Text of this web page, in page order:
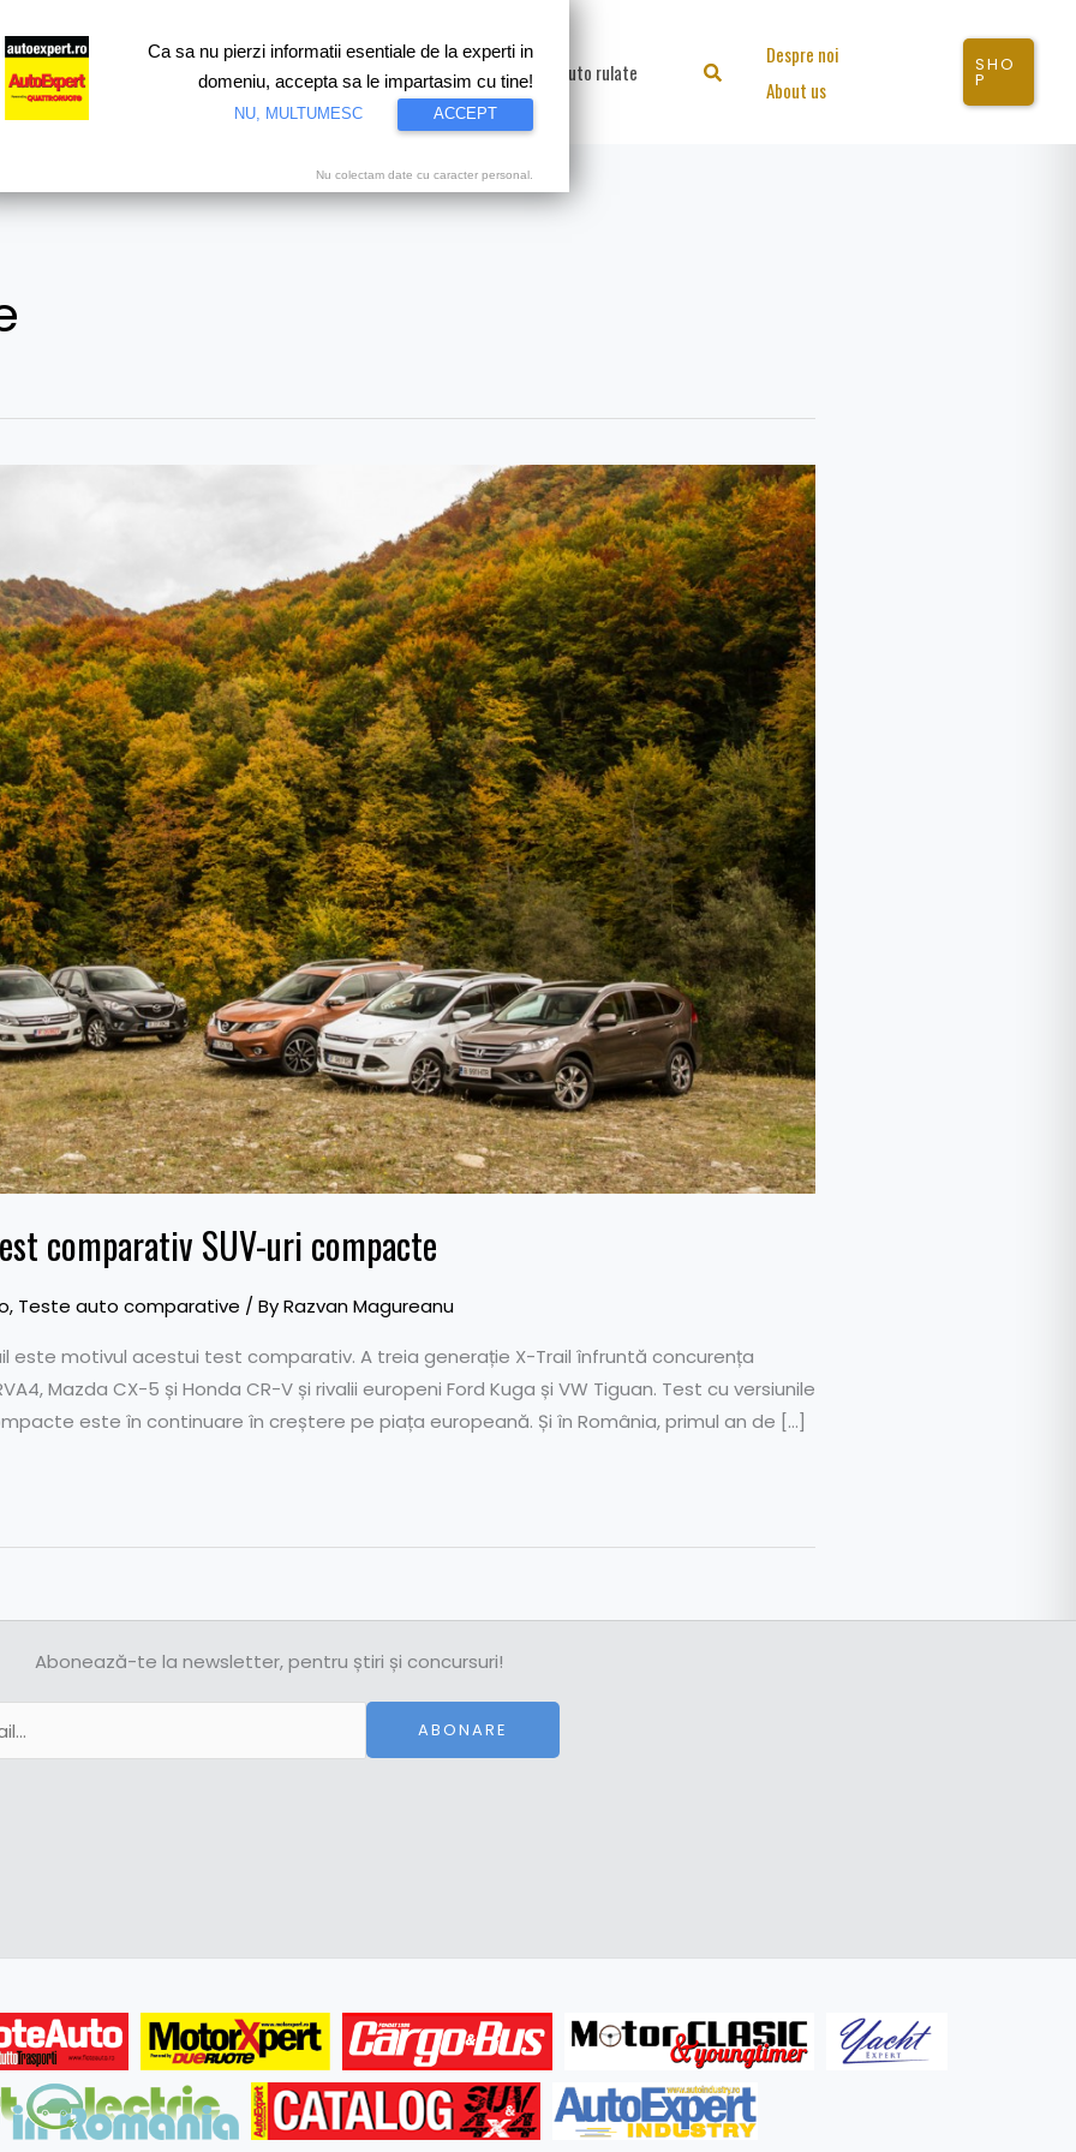
Test drive Motorsport Proiecte speciale Video Auto rulate Search
Despre noi
About us
SHO
P
comparativ SUV-uri compacte
, Teste auto comparative / ByRazvan Magureanu
este motivul acestui test comparativ. A treia generație X-Trail înfruntă concurența
Mazda CX-5 și Honda CR-V și rivalii europeni Ford Kuga și VW Tiguan. Test cu versiunile
este în continuare în creștere pe piața europeană. Și în România, primul an de […]
Abonează-te la newsletter, pentru știri și concursuri!
ABONARE
Ca sa nu pierzi informatii esentiale de la experti in
domeniu, accepta sa le impartasim cu tine!
NU, MULTUMESC ACCEPT
Nu colectam date cu caracter personal.